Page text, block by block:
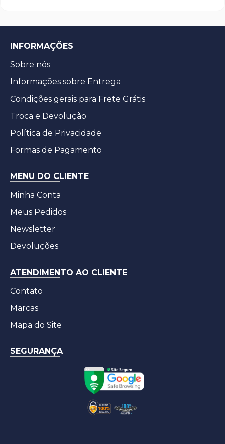
INFORMAÇÕES
Sobre nós
Informações sobre Entrega
Condições gerais para Frete Grátis
Troca e Devolução
Política de Privacidade
Formas de Pagamento
MENU DO CLIENTE
Minha Conta
Meus Pedidos
Newsletter
Devoluções
ATENDIMENTO AO CLIENTE
Contato
Marcas
Mapa do Site
SEGURANÇA